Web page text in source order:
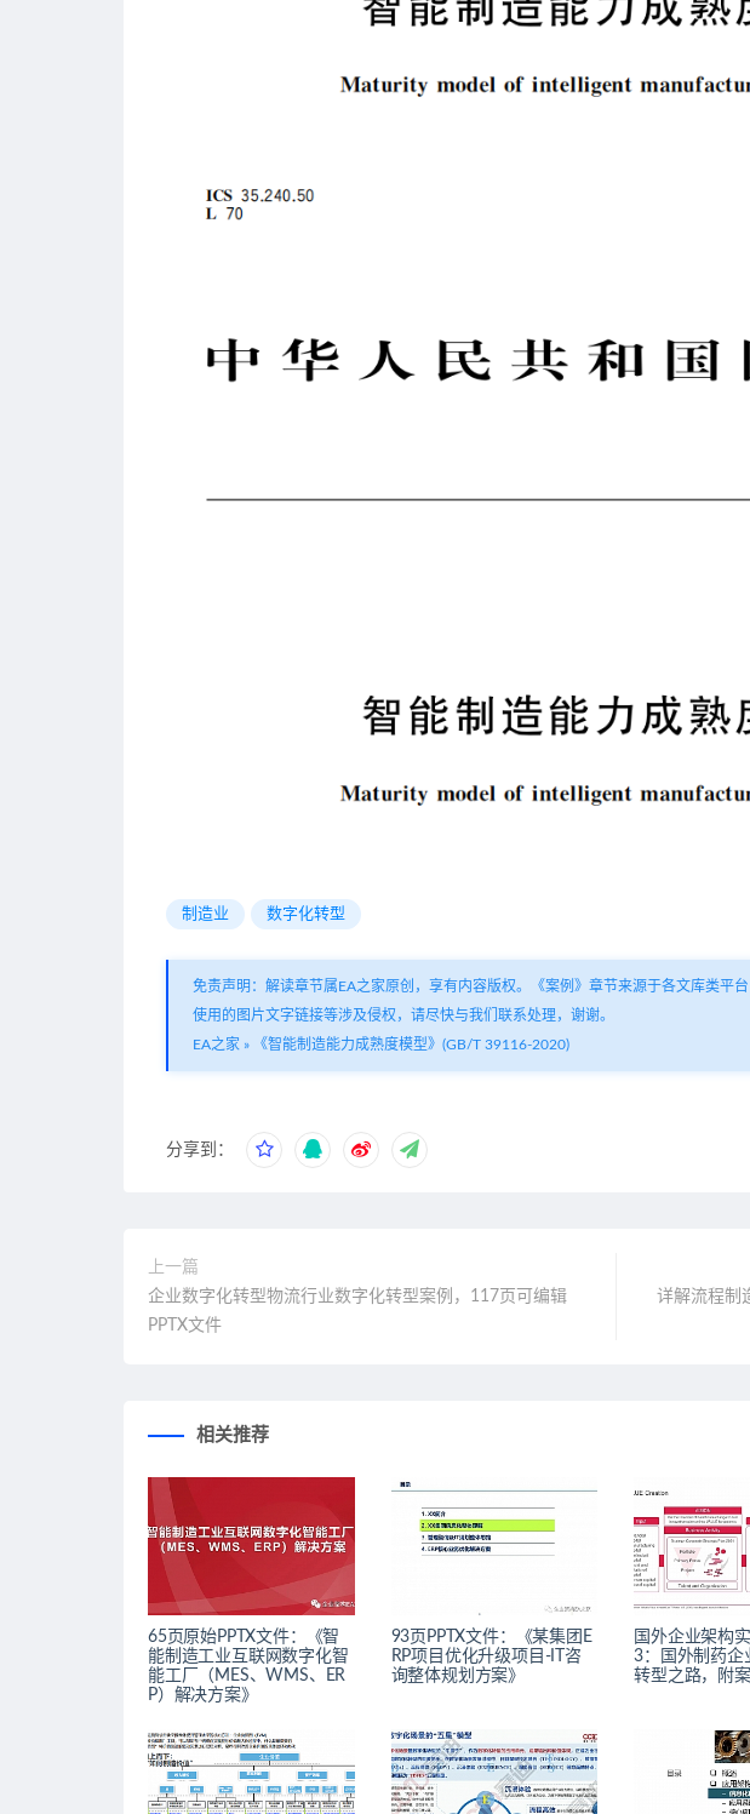
制造业 数字化转型
免责声明：解读章节属EA之家原创，享有内容版权。《案例》章节来源于各文库类平
使用的图片文字链接等涉及侵权，请尽快与我们联系处理，谢谢。
EA之家 » 《智能制造能力成熟度模型》(GB/T 39116-2020)
分享到：
上一篇
企业数字化转型物流行业数字化转型案例，117页可编辑
PPTX文件
详解流程制
相关推荐
65页原始PPTX文件：《智
能制造工业互联网数字化智
能工厂（MES、WMS、ER
P）解决方案》
93页PPTX文件：《某集团E
RP项目​优化升级项目-IT咨
询整体规划方案》
国外企业架构
3：国外制药企
转型之路，附